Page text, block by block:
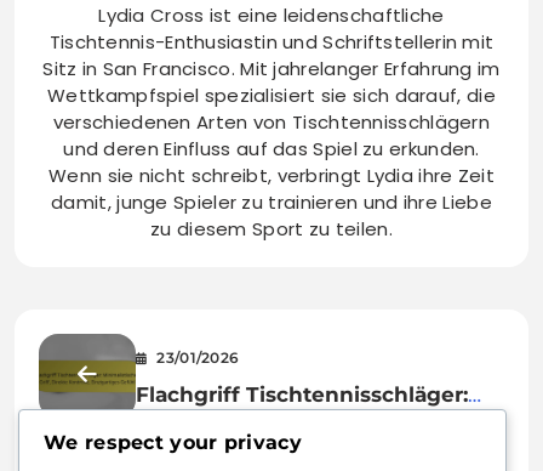
Lydia Cross ist eine leidenschaftliche
Tischtennis-Enthusiastin und Schriftstellerin mit
Sitz in San Francisco. Mit jahrelanger Erfahrung im
Wettkampfspiel spezialisiert sie sich darauf, die
verschiedenen Arten von Tischtennisschlägern
und deren Einfluss auf das Spiel zu erkunden.
Wenn sie nicht schreibt, verbringt Lydia ihre Zeit
damit, junge Spieler zu trainieren und ihre Liebe
zu diesem Sport zu teilen.
23/01/2026
Flachgriff Tischtennisschläger:
Kontrolle, Einzigartiges Gefühl
We respect your privacy